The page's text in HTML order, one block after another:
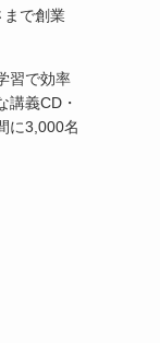
まで創業
習で効率
講義CD・
に3,000名